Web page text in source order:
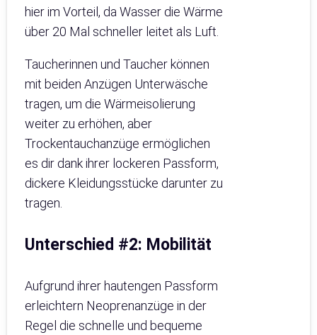
hier im Vorteil, da Wasser die Wärme
über 20 Mal schneller leitet als Luft.
Taucherinnen und Taucher können
mit beiden Anzügen Unterwäsche
tragen, um die Wärmeisolierung
weiter zu erhöhen, aber
Trockentauchanzüge ermöglichen
es dir dank ihrer lockeren Passform,
dickere Kleidungsstücke darunter zu
tragen.
Unterschied #2: Mobilität
Aufgrund ihrer hautengen Passform
erleichtern Neoprenanzüge in der
Regel die schnelle und bequeme